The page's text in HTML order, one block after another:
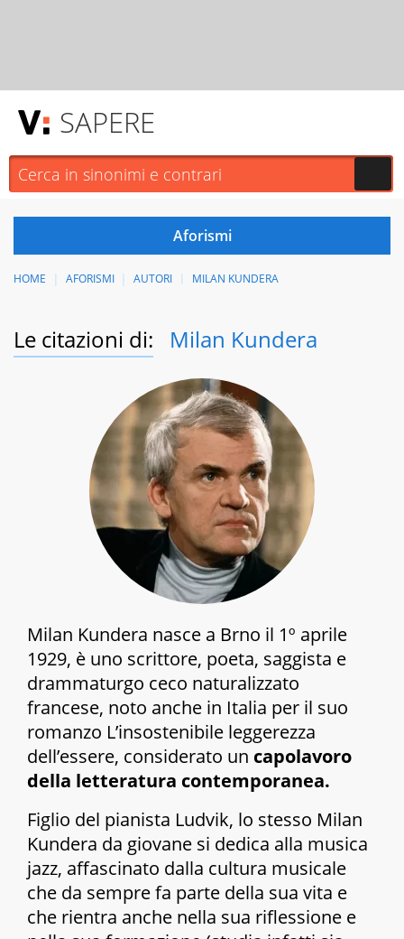
SAPERE
HOME AFORISMI AUTORI MILAN KUNDERA
Le citazioni di: Milan Kundera
Milan Kundera nasce a Brno il 1º aprile
1929, è uno scrittore, poeta, saggista e
drammaturgo ceco naturalizzato
francese, noto anche in Italia per il suo
romanzo L’insostenibile leggerezza
dell’essere, considerato un capolavoro
della letteratura contemporanea.
Figlio del pianista Ludvik, lo stesso Milan
Kundera da giovane si dedica alla musica
jazz, affascinato dalla cultura musicale
che da sempre fa parte della sua vita e
che rientra anche nella sua riflessione e